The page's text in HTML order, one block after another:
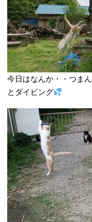
今日はなんか・・つま
とダイビング